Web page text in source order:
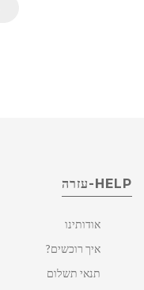
HELP-עזרה
אודותינו
איך רוכשים?
תנאי תשלום